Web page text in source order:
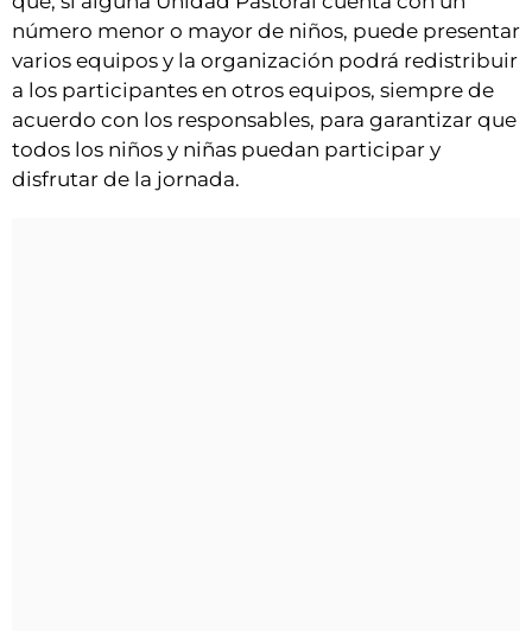
número menor o mayor de niños, puede presentar
varios equipos y la organización podrá redistribuir
a los participantes en otros equipos, siempre de
acuerdo con los responsables, para garantizar que
todos los niños y niñas puedan participar y
disfrutar de la jornada.